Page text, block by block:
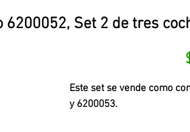
6200052, Set 2 de tres
Este set se vende como
y 6200053.